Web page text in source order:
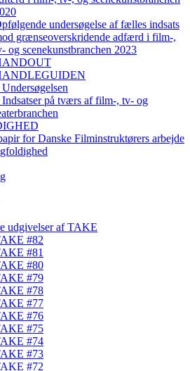
undersøgelse af fælles indsats
grænseoverskridende adfærd i film-,
og scenekunstbranchen 2023
Indsatser på tværs af film-, tv- og
for Danske Filminstruktørers arbejde
udgivelser af TAKE
#82
#81
#80
#79
#78
#77
#76
#75
#74
#73
#72